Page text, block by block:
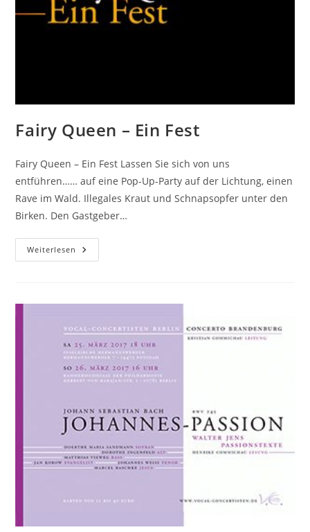
Fairy Queen – Ein Fest
Fairy Queen – Ein Fest Lassen Sie sich von uns
entführen…… auf eine Pop-Up-Party auf der Lichtung, einen
Rave im Wald. Illegales Kraut und Schnapsopfer unter den
Birken. Den Gastgeber…
Weiterlesen Fairy
Queen